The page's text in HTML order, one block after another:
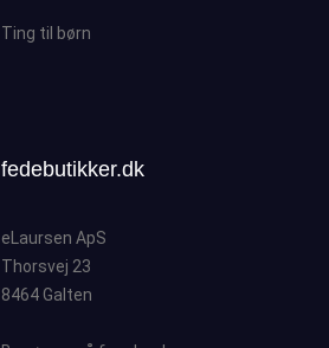
Ting til børn
fedebutikker.dk
eLaursen ApS
Thorsvej 23
8464 Galten